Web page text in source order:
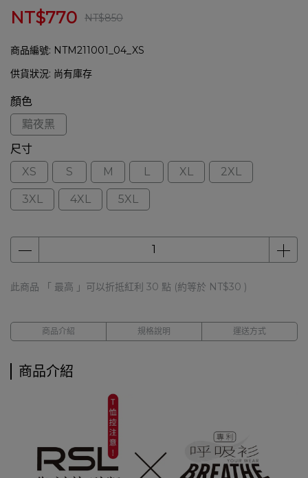
NT$770 NT$850
商品編號: NTM211001_04_XS
供貨狀況: 尚有庫存
顏色
黯夜黑
尺寸
XS
S M L XL 2XL
3XL 4XL 5XL
此商品 「 最高 」可以折抵紅利 30 點 (約等於 NT$30 )
商品介紹 規格說明 運送方式
商品介紹